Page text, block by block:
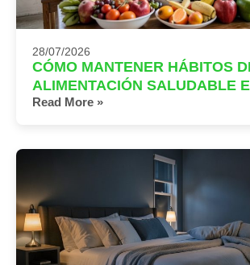
28/07/2026
CÓMO MANTENER HÁBITOS
ALIMENTACIÓN SALUDABLE
Read More »